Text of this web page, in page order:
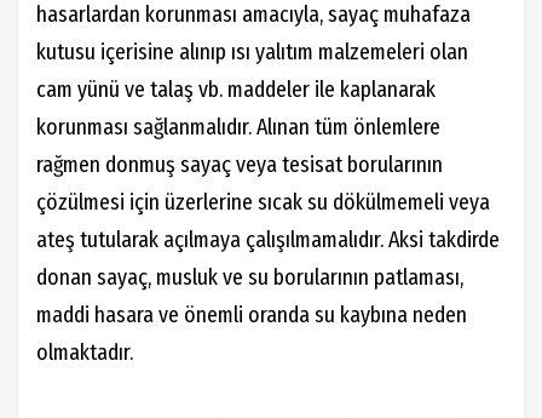
hasarlardan korunması amacıyla, sayaç muhafaza
kutusu içerisine alınıp ısı yalıtım malzemeleri olan
cam yünü ve talaş vb. maddeler ile kaplanarak
korunması sağlanmalıdır. Alınan tüm önlemlere
rağmen donmuş sayaç veya tesisat borularının
çözülmesi için üzerlerine sıcak su dökülmemeli veya
ateş tutularak açılmaya çalışılmamalıdır. Aksi takdirde
donan sayaç, musluk ve su borularının patlaması,
maddi hasara ve önemli oranda su kaybına neden
olmaktadır.